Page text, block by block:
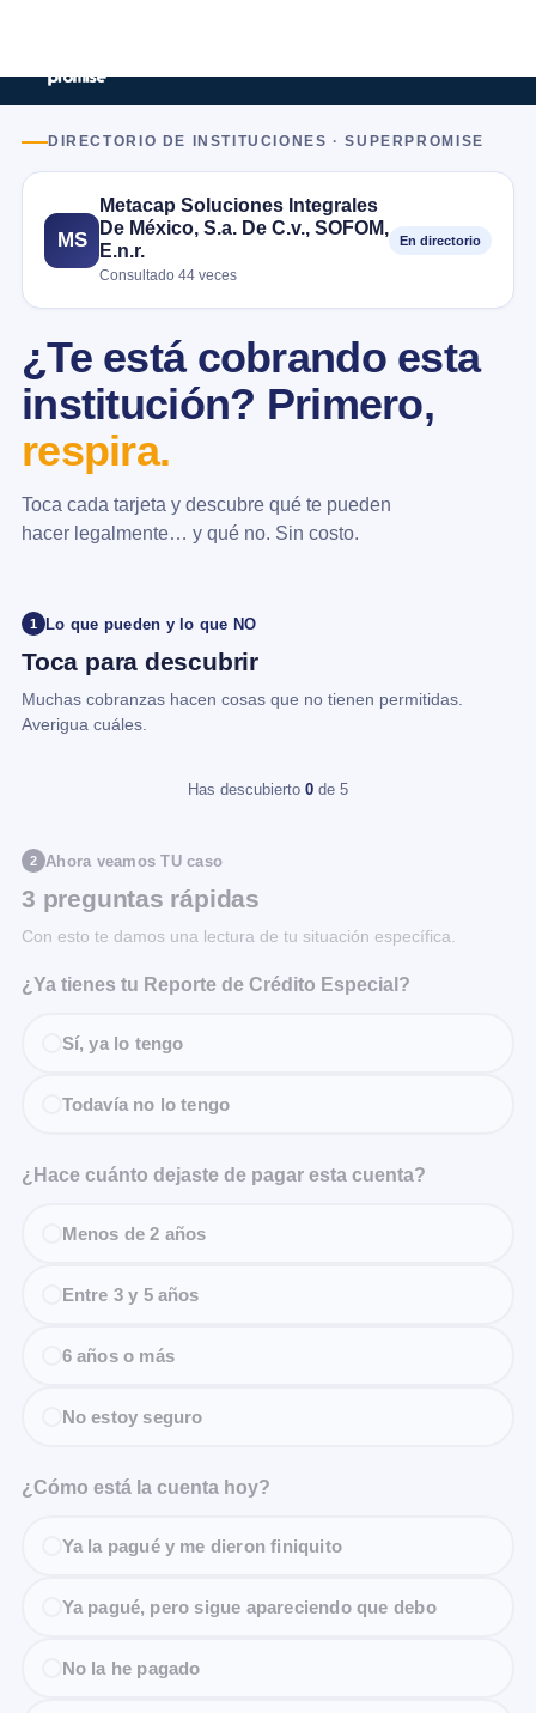
DIRECTORIO DE INSTITUCIONES · SUPERPROMISE
MS
Metacap Soluciones Integrales
De México, S.a. De C.v., SOFOM,
E.n.r.
Consultado 44 veces
En directorio
¿Te está cobrando esta
institución? Primero,
respira.
Toca cada tarjeta y descubre qué te pueden
hacer legalmente… y qué no. Sin costo.
1 Lo que pueden y lo que NO
Toca para descubrir
Muchas cobranzas hacen cosas que no tienen permitidas.
Averigua cuáles.
Has descubierto 0 de 5
2 Ahora veamos TU caso
3 preguntas rápidas
Con esto te damos una lectura de tu situación específica.
¿Ya tienes tu Reporte de Crédito Especial?
Sí, ya lo tengo
Todavía no lo tengo
¿Hace cuánto dejaste de pagar esta cuenta?
Menos de 2 años
Entre 3 y 5 años
6 años o más
No estoy seguro
¿Cómo está la cuenta hoy?
Ya la pagué y me dieron finiquito
Ya pagué, pero sigue apareciendo que debo
No la he pagado